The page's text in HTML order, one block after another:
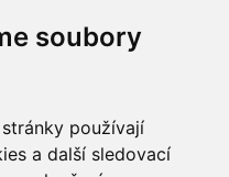
soubory
používají
a další sledovací